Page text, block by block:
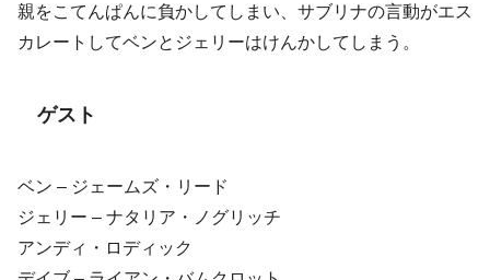
親をこてんぱんに負かしてしまい、サブリナの言動がエス
カレートしてベンとジェリーはけんかしてしまう。
ゲスト
ベン – ジェームズ・リード
ジェリー – ナタリア・ノグリッチ
アンディ・ロディック